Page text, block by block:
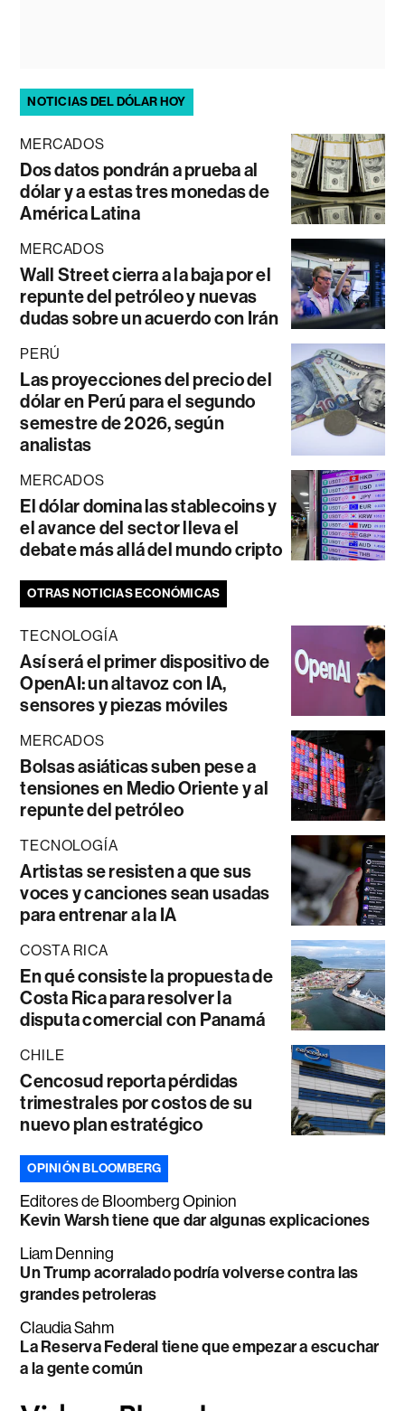
NOTICIAS DEL DÓLAR HOY
MERCADOS
Dos datos pondrán a prueba al
dólar y a estas tres monedas de
América Latina
MERCADOS
Wall Street cierra a la baja por el
repunte del petróleo y nuevas
dudas sobre un acuerdo con Irán
PERÚ
Las proyecciones del precio del
dólar en Perú para el segundo
semestre de 2026, según
analistas
MERCADOS
El dólar domina las stablecoins y
el avance del sector lleva el
debate más allá del mundo cripto
OTRAS NOTICIAS ECONÓMICAS
TECNOLOGÍA
Así será el primer dispositivo de
OpenAI: un altavoz con IA,
sensores y piezas móviles
MERCADOS
Bolsas asiáticas suben pese a
tensiones en Medio Oriente y al
repunte del petróleo
TECNOLOGÍA
Artistas se resisten a que sus
voces y canciones sean usadas
para entrenar a la IA
COSTA RICA
En qué consiste la propuesta de
Costa Rica para resolver la
disputa comercial con Panamá
CHILE
Cencosud reporta pérdidas
trimestrales por costos de su
nuevo plan estratégico
OPINIÓN BLOOMBERG
Editores de Bloomberg Opinion
Kevin Warsh tiene que dar algunas explicaciones
Liam Denning
Un Trump acorralado podría volverse contra las
grandes petroleras
Claudia Sahm
La Reserva Federal tiene que empezar a escuchar
a la gente común